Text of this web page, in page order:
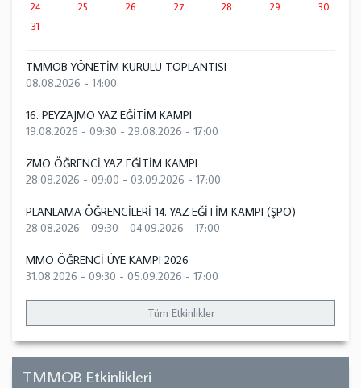
24
25 26 27 28 29
30
31
TMMOB YÖNETİM KURULU TOPLANTISI
08.08.2026 - 14:00
16. PEYZAJMO YAZ EĞİTİM KAMPI
19.08.2026 - 09:30 - 29.08.2026 - 17:00
ZMO ÖĞRENCİ YAZ EĞİTİM KAMPI
28.08.2026 - 09:00 - 03.09.2026 - 17:00
PLANLAMA ÖĞRENCİLERİ 14. YAZ EĞİTİM KAMPI (ŞPO)
28.08.2026 - 09:30 - 04.09.2026 - 17:00
MMO ÖĞRENCİ ÜYE KAMPI 2026
31.08.2026 - 09:30 - 05.09.2026 - 17:00
Tüm Etkinlikler
TMMOB Etkinlikleri